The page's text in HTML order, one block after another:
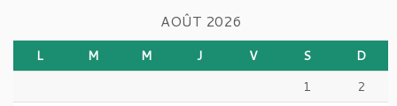
AOÛT 2026
L M M J V S
D
1
2